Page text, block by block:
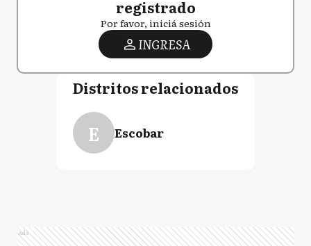
registrado
Por favor, iniciá sesión
INGRESA
Distritos relacionados
E Escobar
Ads